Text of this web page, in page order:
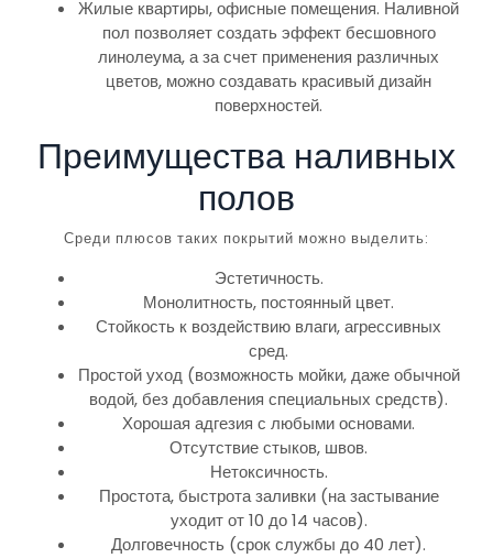
Жилые квартиры, офисные помещения. Наливной
пол позволяет создать эффект бесшовного
линолеума, а за счет применения различных
цветов, можно создавать красивый дизайн
поверхностей.
Преимущества наливных
полов
Среди плюсов таких покрытий можно выделить:
Эстетичность.
Монолитность, постоянный цвет.
Стойкость к воздействию влаги, агрессивных
сред.
Простой уход (возможность мойки, даже обычной
водой, без добавления специальных средств).
Хорошая адгезия с любыми основами.
Отсутствие стыков, швов.
Нетоксичность.
Простота, быстрота заливки (на застывание
уходит от 10 до 14 часов).
Долговечность (срок службы до 40 лет).